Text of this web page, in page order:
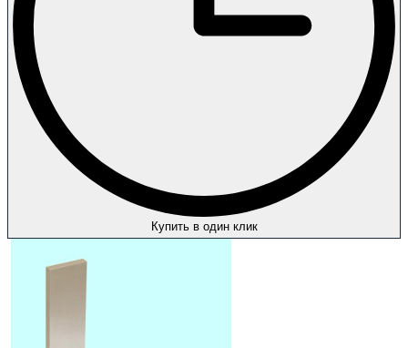
Купить в один клик